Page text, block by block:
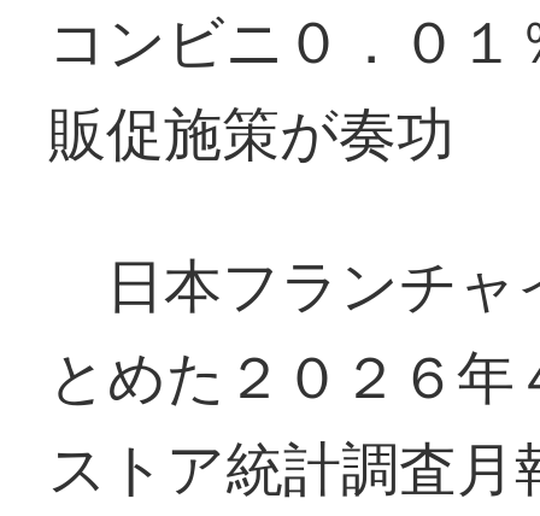
コンビニ０．０
販促施策が奏功
日本フランチャ
とめた２０２６
ストア統計調査